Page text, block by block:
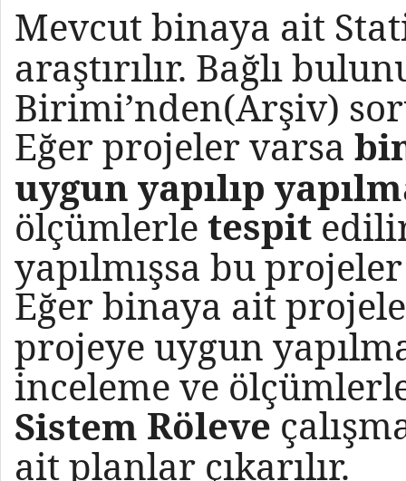
Mevcut binaya ait
araştırılır. Bağlı
Birimi’nden(Arşiv)
Eğer projeler varsa
uygun yapılıp
ölçümlerle tespit
yapılmışsa bu
Eğer binaya ait
projeye uygun
inceleme ve
Sistem Röleve
ait planlar çıkarılır.